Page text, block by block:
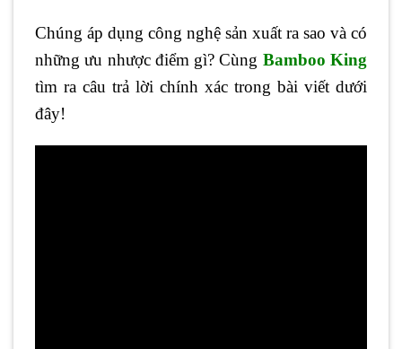
Chúng áp dụng công nghệ sản xuất ra sao và có
những ưu nhược điểm gì? Cùng Bamboo King
tìm ra câu trả lời chính xác trong bài viết dưới
đây!